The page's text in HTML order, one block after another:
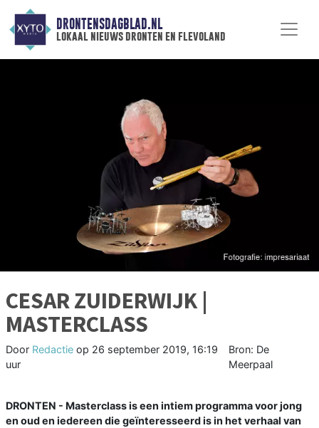
DRONTENSDAGBLAD.NL
lokaal nieuws dronten en flevoland
CESAR ZUIDERWIJK |
MASTERCLASS
Door Redactie op 26 september 2019, 16:19
uur
Bron: De
Meerpaal
DRONTEN - Masterclass is een intiem programma voor jong
en oud en iedereen die geïnteresseerd is in het verhaal van